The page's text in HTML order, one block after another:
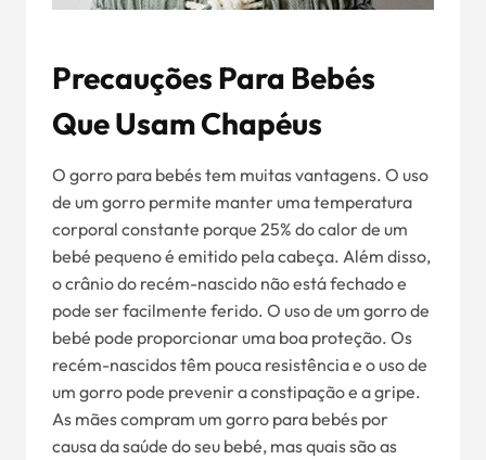
Precauções Para Bebés
Que Usam Chapéus
O gorro para bebés tem muitas vantagens. O uso
de um gorro permite manter uma temperatura
corporal constante porque 25% do calor de um
bebé pequeno é emitido pela cabeça. Além disso,
o crânio do recém-nascido não está fechado e
pode ser facilmente ferido. O uso de um gorro de
bebé pode proporcionar uma boa proteção. Os
recém-nascidos têm pouca resistência e o uso de
um gorro pode prevenir a constipação e a gripe.
As mães compram um gorro para bebés por
causa da saúde do seu bebé, mas quais são as